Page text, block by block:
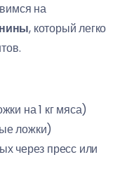
на
, который легко
на 1 кг мяса)
ложки)
через пресс или